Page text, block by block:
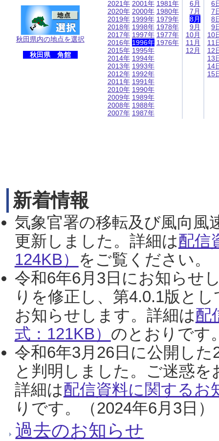
秋田県内の地点を選択
秋田県 角館
2021年
2020年
2019年
2018年
2017年
2016年
2015年
2014年
2013年
2012年
2011年
2010年
2009年
2008年
2007年
2001年
2000年
1999年
1998年
1997年
1996年
1995年
1994年
1993年
1992年
1991年
1990年
1989年
1988年
1987年
1981年
1980年
1979年
1978年
1977年
1976年
6月
7月
8月
9月
10月
11月
12月
6
7
8
9
10
11
12
13
14
15
新着情報
気象官署の移転及び風向風
更新しました。詳細は配信
124KB） をご覧ください。
令和6年6月3日にお知らせ
りを修正し、第4.0.1版と
お知らせします。詳細は配
式：121KB） のとおりです
令和6年3月26日に公開し
と判明しました。ご迷惑
詳細は配信資料に関するお
りです。（2024年6月3日）
過去のお知らせ